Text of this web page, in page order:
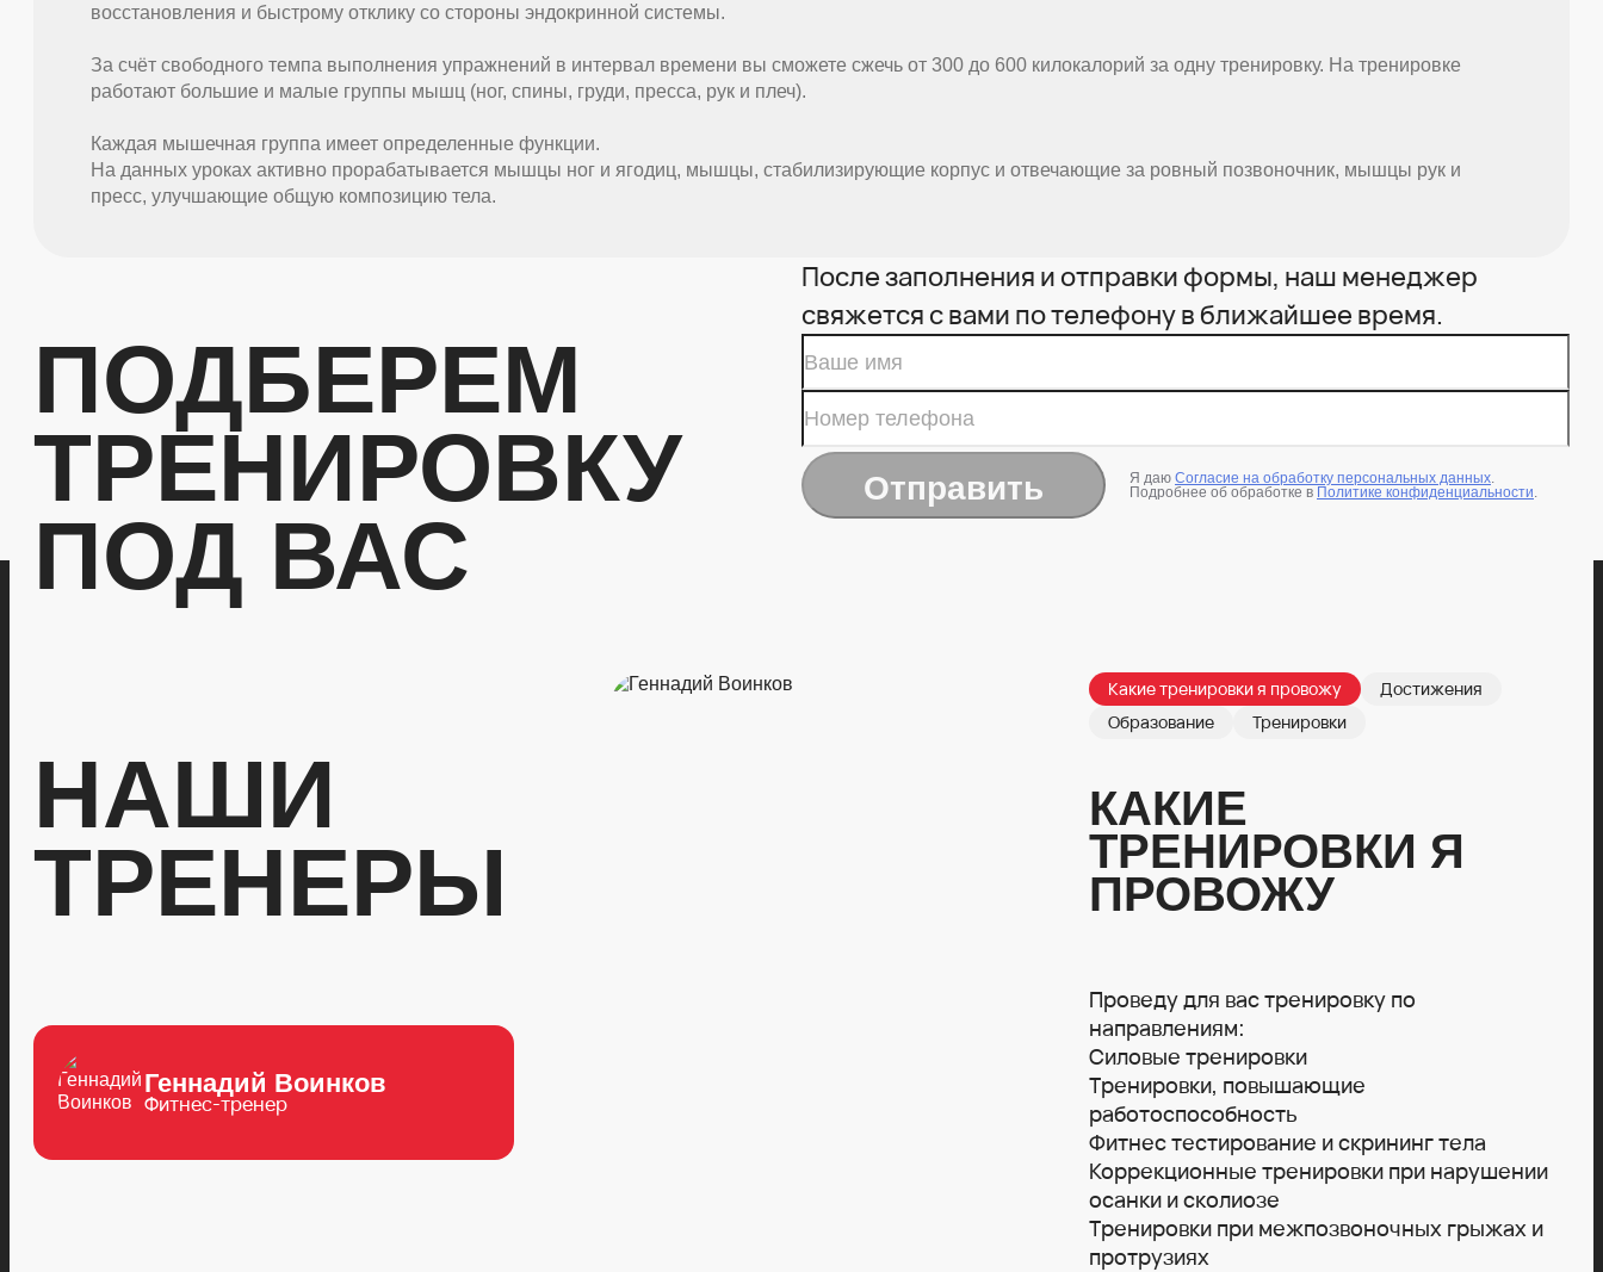
восстановления и быстрому отклику со стороны эндокринной системы.
За счёт свободного темпа выполнения упражнений в интервал времени вы сможете сжечь от 300 до 600 килокалорий за одну тренировку. На тренировке
работают большие и малые группы мышц (ног, спины, груди, пресса, рук и плеч).
Каждая мышечная группа имеет определенные функции.
На данных уроках активно прорабатывается мышцы ног и ягодиц, мышцы, стабилизирующие корпус и отвечающие за ровный позвоночник, мышцы рук и
пресс, улучшающие общую композицию тела.
ПОДБЕРЕМ
ТРЕНИРОВКУ
ПОД ВАС
После заполнения и отправки формы, наш менеджер
свяжется с вами по телефону в ближайшее время.
Я даю Согласие на обработку персональных данных
Подробнее об обработке в Политике конфиденциальности
НАШИ
ТРЕНЕРЫ
Какие тренировки я провожу
Достижения
Образование
Тренировки
КАКИЕ
ТРЕНИРОВКИ Я
ПРОВОЖУ
Проведу для вас тренировку по
направлениям:
Силовые тренировки
Тренировки, повышающие
работоспособность
Фитнес тестирование и скрининг тела
Коррекционные тренировки при нарушении
осанки и сколиозе
Тренировки при межпозвоночных грыжах и
протрузиях
Геннадий Воинков
Фитнес-тренер